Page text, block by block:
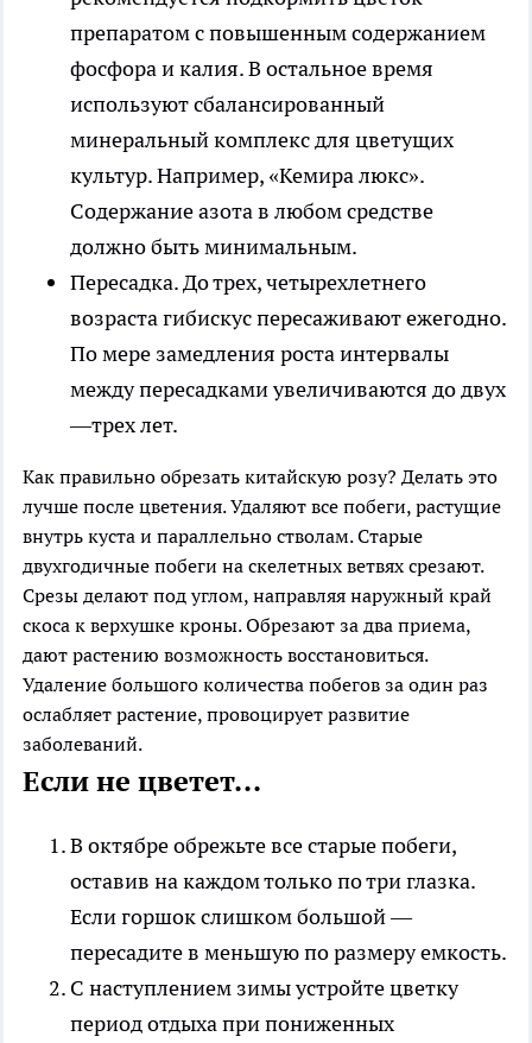
препаратом с повышенным содержанием
фосфора и калия. В остальное время
используют сбалансированный
минеральный комплекс для цветущих
культур. Например, «Кемира люкс».
Содержание азота в любом средстве
должно быть минимальным.
Пересадка.До трех, четырехлетнего
возраста гибискус пересаживают ежегодно.
По мере замедления роста интервалы
между пересадками увеличиваются до двух
—трех лет.
Как правильно обрезать китайскую розу? Делать это
лучше после цветения. Удаляют все побеги, растущие
внутрь куста и параллельно стволам. Старые
двухгодичные побеги на скелетных ветвях срезают.
Срезы делают под углом, направляя наружный край
скоса к верхушке кроны. Обрезают за два приема,
дают растению возможность восстановиться.
Удаление большого количества побегов за один раз
ослабляет растение, провоцирует развитие
заболеваний.
Если не цветет...
В октябре обрежьте все старые побеги,
оставив на каждом только по три глазка.
Если горшок слишком большой —
пересадите в меньшую по размеру емкость.
С наступлением зимы устройте цветку
период отдыха при пониженных